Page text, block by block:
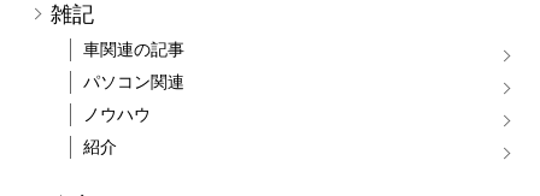
雑記
車関連の記事
パソコン関連
ノウハウ
紹介